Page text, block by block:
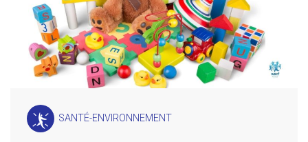
SANTÉ-ENVIRONNEMENT